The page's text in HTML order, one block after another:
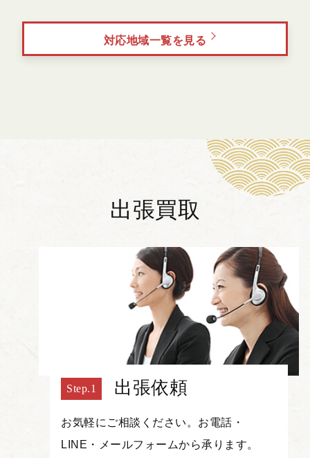
対応地域一覧を見る
出張買取
出張依頼
お気軽にご相談ください。お電話・
LINE・メールフォームから承ります。